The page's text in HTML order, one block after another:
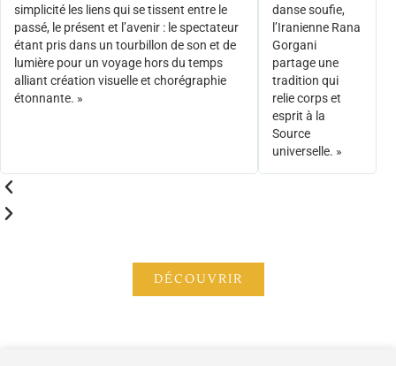
simplicité les liens qui se tissent entre le
passé, le présent et l’avenir : le spectateur
étant pris dans un tourbillon de son et de
lumière pour un voyage hors du temps
alliant création visuelle et chorégraphie
étonnante. »
danse soufie,
l’Iranienne Rana
Gorgani
partage une
tradition qui
relie corps et
esprit à la
Source
universelle. »
DÉCOUVRIR